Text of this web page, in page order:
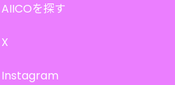
AIICOを探す
X
Instagram